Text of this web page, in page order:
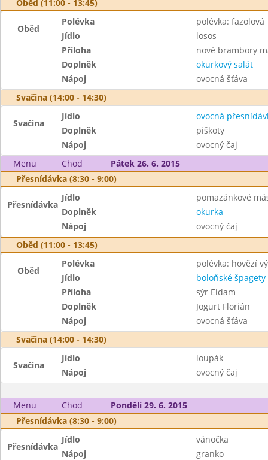
Oběd (11:00 - 13:45)
Oběd
Polévka
polévka: fazolová
Jídlo
losos
Příloha
nové brambory
Doplněk
okurkový salát
Nápoj
ovocná šťáva
Svačina (14:00 - 14:30)
Svačina
Jídlo
ovocná
Doplněk
piškoty
Nápoj
ovocný čaj
Menu
Chod
Pátek 26. 6. 2015
Přesnídávka (8:30 - 9:00)
Přesnídávka
Jídlo
pomazánkové
Doplněk
okurka
Nápoj
ovocný čaj
Oběd (11:00 - 13:45)
Oběd
Polévka
polévka: hovězí
Jídlo
boloňské špagety
Příloha
sýr Eidam
Doplněk
Jogurt Florián
Nápoj
ovocná šťáva
Svačina (14:00 - 14:30)
Svačina
Jídlo
loupák
Nápoj
ovocný čaj
Menu Chod
Pondělí 29. 6. 2015
Přesnídávka (8:30 - 9:00)
Přesnídávka
Jídlo
vánočka
Nápoj
granko